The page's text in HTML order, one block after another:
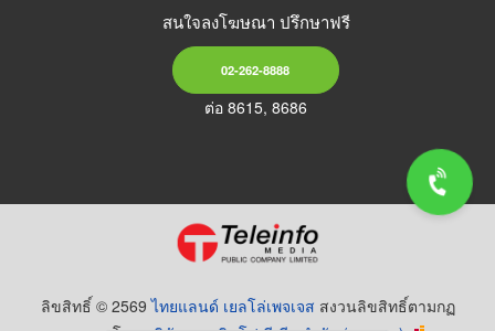
สนใจลงโฆษณา ปรึกษาฟรี
02-262-8888
ต่อ 8615, 8686
ลิขสิทธิ์ © 2569ไทยแลนด์ เยลโล่เพจเจส สงวนลิขสิทธิ์ตามกฏ